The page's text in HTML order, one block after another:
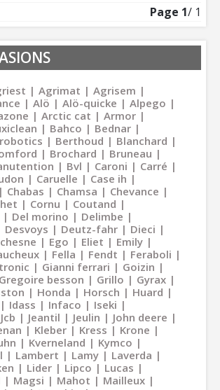
Page 1/ 1
Agrimat
Agrisem
Alö Alö-quicke
Alpego
Arctic cat
Armor
Bahco
Bednar
Berthoud
Blanchard
Brochard
Bruneau
Bvl Caroni
Carré
Caruelle
Case ih
Chabas Chamsa
Chevance
Cornu
Coutand
Del morino
Delimbe
Desvoys Deutz-fahr
Dieci
Ego Eliet
Emily
Fella Fendt
Feraboli
Gianni ferrari
Goizin
Gregoire besson Grillo
Gyrax
Honda Horsch
Huard
Idass Infaco
Iseki
Jcb Jeantil Jeulin
John deere
Kleber Kress
Krone
Kverneland
Kymco
Lambert Lamy
Laverda
Lider Lipco
Lucas
Magsi Mahot
Mailleux